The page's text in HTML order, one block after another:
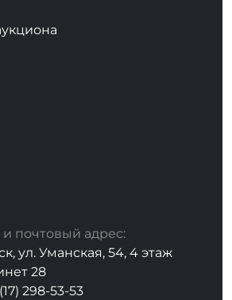
почтовый адрес:
ул. Уманская, 54, 4 этаж
28
298-53-53